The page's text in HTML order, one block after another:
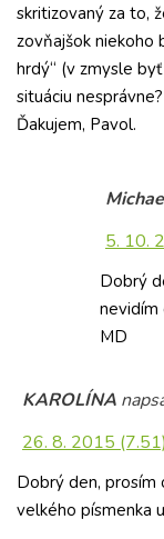
skritizovaný za to,
zovňajšok niekoho
hrdý“ (v zmysle
situáciu nesprávne?
Ďakujem, Pavol.
5. 10.
Dobrý
nevidím
MD
KAROLÍNA
26. 8. 2015 (7.51)
Dobrý den, prosím
velkého písmenka